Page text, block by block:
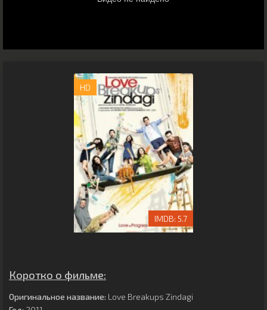
HD
5.7
Коротко о фильме:
Оригинальное название: Love Breakups Zindagi